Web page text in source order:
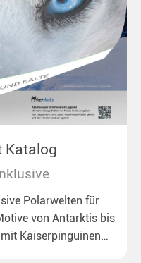
Katalog
Polarwelten für
von Antarktis bis
Kaiserpinguinen